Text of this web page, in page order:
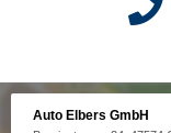
Auto Elbers GmbH